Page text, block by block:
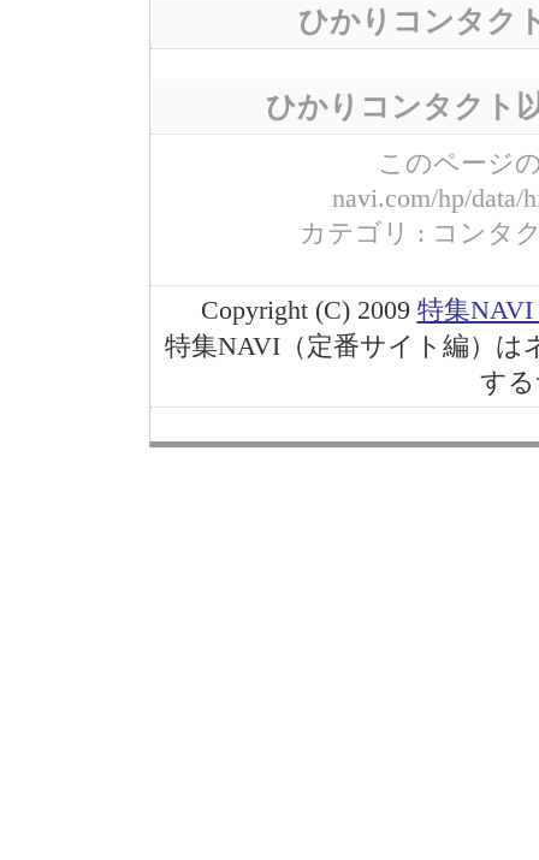
ひかりコンタク
ひかりコンタクト
このページ
navi.com/hp/data/
カテゴリ : コンタ
Copyright (C) 2009 特集
特集NAVI（定番サイト編）
す